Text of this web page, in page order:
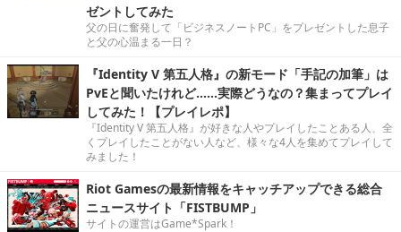
ゼントしてみた
父の日に奮発して「ビジネスノートPC」をプレゼントした息子
と父の心温まる一日？
『Identity V 第五人格』の新モード「手記の加筆」は
PvEと聞いたけれど……実際どうなの？集まってプレイ
してみた！【プレイレポ】
『Identity V 第五人格』が好きな人やプレイしたことある人、全
くプレイしたことがない人など、様々な4人を集めてプレイして
みました！
Riot Gamesの最新情報をキャッチアップできる総合
ニュースサイト「FISTBUMP」
サイトの運営はGame*Spark！